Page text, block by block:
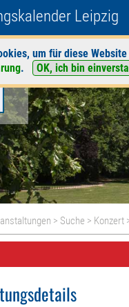
Leipzig
um für diese
. OK, ich bin
> Suche > Konzert